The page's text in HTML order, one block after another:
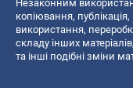
Незаконним
копiювання,
використання,
складу інших
та інші подібні зміни